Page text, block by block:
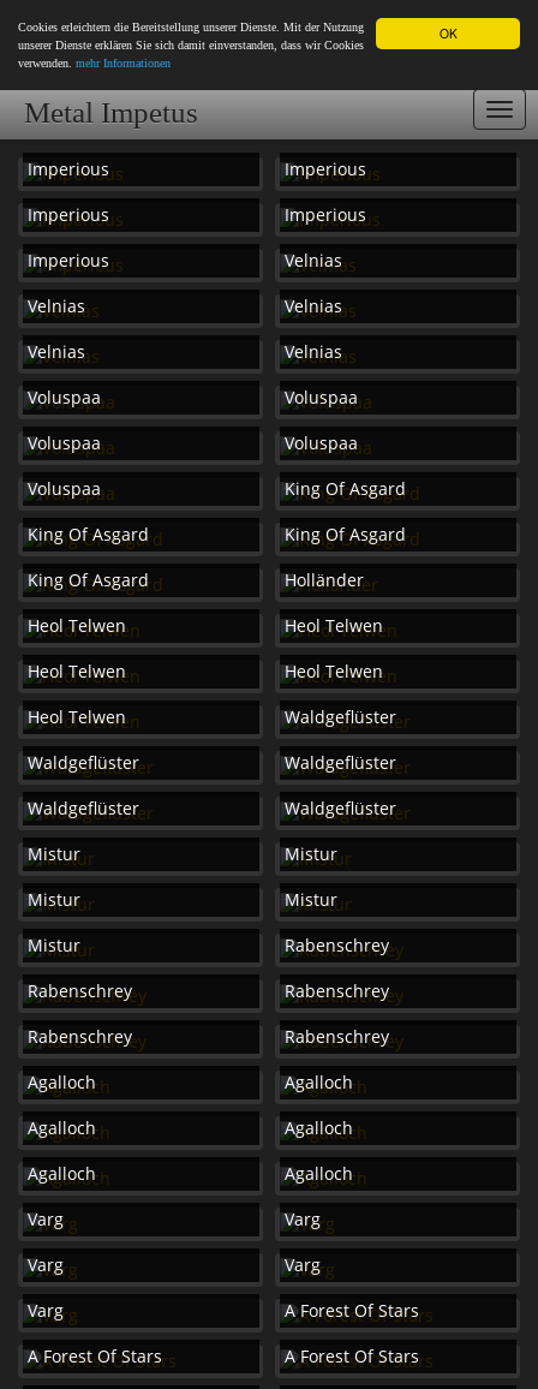
OK
Cookies erleichtern die Bereitstellung unserer Dienste. Mit der Nutzung
unserer Dienste erklären Sie sich damit einverstanden, dass wir Cookies
verwenden. mehr Informationen
Metal Impetus
Imperious
Imperious
Imperious
Imperious
Imperious
Velnias
Velnias
Velnias
Velnias
Velnias
Voluspaa
Voluspaa
Voluspaa
Voluspaa
Voluspaa
King Of Asgard
King Of Asgard
King Of Asgard
King Of Asgard
Holländer
Heol Telwen
Heol Telwen
Heol Telwen
Heol Telwen
Heol Telwen
Waldgeflüster
Waldgeflüster
Waldgeflüster
Waldgeflüster
Waldgeflüster
Mistur
Mistur
Mistur
Mistur
Mistur
Rabenschrey
Rabenschrey
Rabenschrey
Rabenschrey
Rabenschrey
Agalloch
Agalloch
Agalloch
Agalloch
Agalloch
Agalloch
Varg
Varg
Varg
Varg
Varg
A Forest Of Stars
A Forest Of Stars
A Forest Of Stars